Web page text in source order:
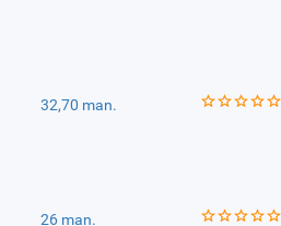
32,70 man.
26 man.